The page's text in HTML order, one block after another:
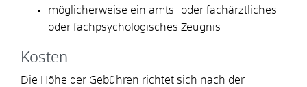
möglicherweise ein amts- oder fachärztliches
oder fachpsychologisches Zeugnis
Kosten
Die Höhe der Gebühren richtet sich nach der